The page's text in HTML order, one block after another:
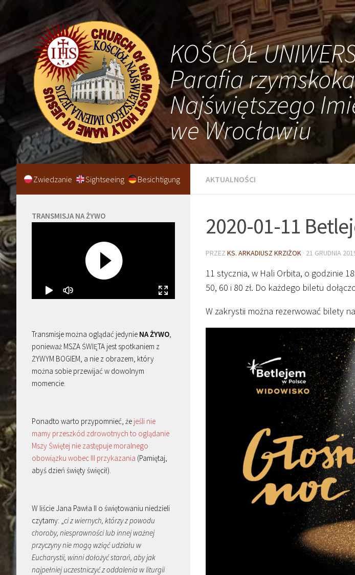
KOŚCIÓŁ
Parafia
Najświętszego
we Wrocławiu
AKTUALNOŚCI
2020-01-11
PRZEZ KS. ARKADIUSZ KRZIŻOK · 21 GRUDNIA
11 stycznia, w Hali Orbita, o godzinie
50, 60 i 80 zł. Do każdego biletu
W zakrystii można rezerwować bilety
Zwiedzanie Sightseeing Besichtigung
TRANSMISJA NA ŻYWO
Transmisje można oglądać jedynie NA ŻYWO,
ponieważ MSZA ŚWIĘTA jest spotkaniem z
ŻYWYM BOGIEM, a nie z obrazem, który
można sobie przewijać w dowolnym
momencie.
Ponadto warto przypomnieć, że jeśli nie
mamy przeszkód zdrowotnych to oglądanie
Mszy Świętej nie zastępuje moralnego
obowiązku wobec III przykazania (Pamiętaj,
abyś dzień święty święcił).
W liście Jana Pawła II o świętowaniu niedzieli
czytamy: „ci z wiernych, którzy z powodu
choroby, niesprawności lub innej ważnej
przyczyny nie mogą wziąć udziału w
Eucharystii, winni dołożyć starań, aby jak
najpełniej uczestniczyć z oddalenia w liturgii